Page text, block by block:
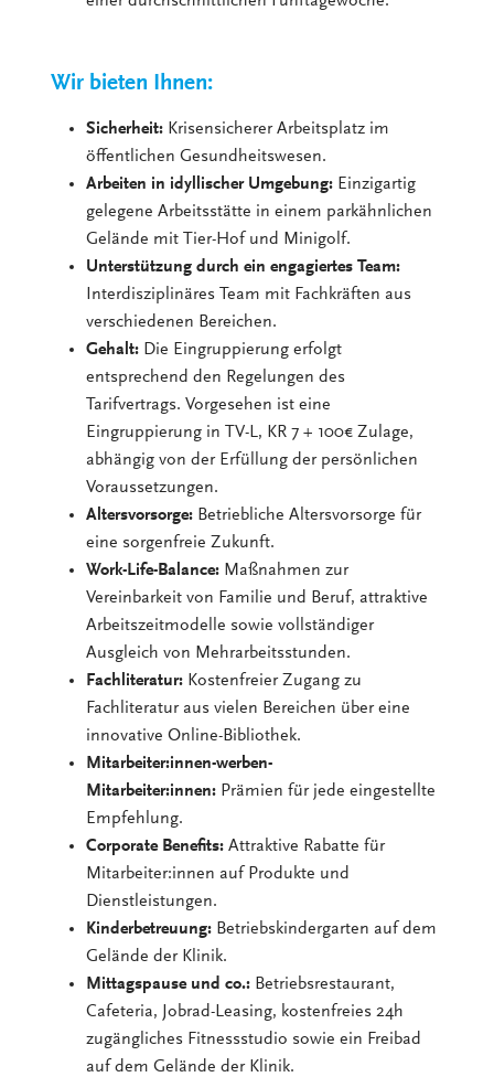
Wir bieten Ihnen:
Sicherheit: Krisensicherer Arbeitsplatz im
öffentlichen Gesundheitswesen.
Arbeiten in idyllischer Umgebung: Einzigartig
gelegene Arbeitsstätte in einem parkähnlichen
Gelände mit Tier-Hof und Minigolf.
Unterstützung durch ein engagiertes Team:
Interdisziplinäres Team mit Fachkräften aus
verschiedenen Bereichen.
Gehalt: Die Eingruppierung erfolgt
entsprechend den Regelungen des
Tarifvertrags. Vorgesehen ist eine
Eingruppierung in TV-L, KR 7 + 100€ Zulage,
abhängig von der Erfüllung der persönlichen
Voraussetzungen.
Altersvorsorge: Betriebliche Altersvorsorge für
eine sorgenfreie Zukunft.
Work-Life-Balance: Maßnahmen zur
Vereinbarkeit von Familie und Beruf, attraktive
Arbeitszeitmodelle sowie vollständiger
Ausgleich von Mehrarbeitsstunden.
Fachliteratur: Kostenfreier Zugang zu
Fachliteratur aus vielen Bereichen über eine
innovative Online-Bibliothek.
Mitarbeiter:innen-werben-
Mitarbeiter:innen: Prämien für jede eingestellte
Empfehlung.
Corporate Benefits: Attraktive Rabatte für
Mitarbeiter:innen auf Produkte und
Dienstleistungen.
Kinderbetreuung: Betriebskindergarten auf dem
Gelände der Klinik.
Mittagspause und co.: Betriebsrestaurant,
Cafeteria, Jobrad-Leasing, kostenfreies 24h
zugängliches Fitnessstudio sowie ein Freibad
auf dem Gelände der Klinik.